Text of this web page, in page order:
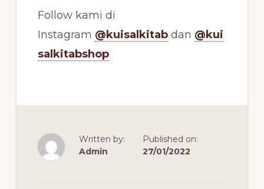
Follow kami di
Instagram @kuisalkitabdan @kui
salkitabshop
Written by:
Admin
Published on:
27/01/2022